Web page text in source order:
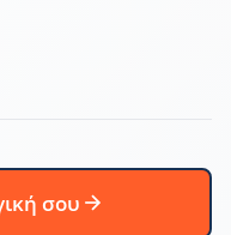
σου